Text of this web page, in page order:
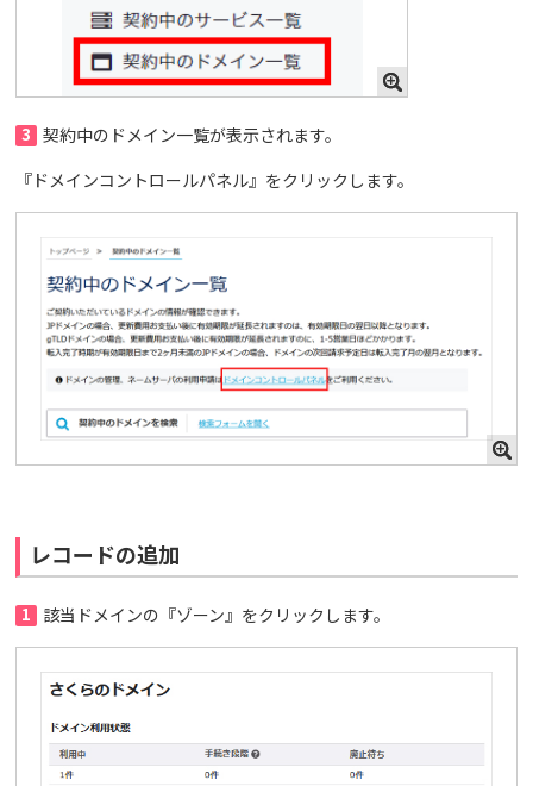
3
契約中のドメイン一覧が表示されます。
『ドメインコントロールパネル』をクリックします。
レコードの追加
1 該当ドメインの『ゾーン』をクリックします。